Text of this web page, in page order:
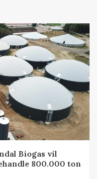
Biogas vil
800.000 ton